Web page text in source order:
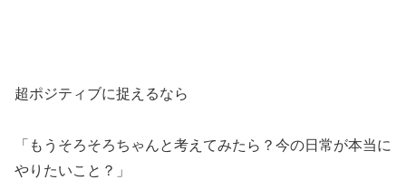
超ポジティブに捉えるなら
「もうそろそろちゃんと考えてみたら？今の日常が本当に
やりたいこと？」